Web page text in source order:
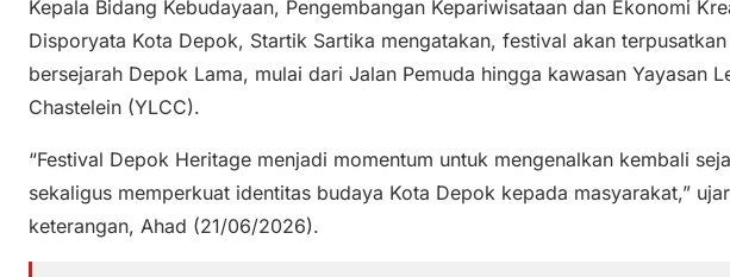
Kepala Bidang Kebudayaan, Pengembangan Kepariwisataan dan Ekonomi
Disporyata Kota Depok, Startik Sartika mengatakan, festival akan
bersejarah Depok Lama, mulai dari Jalan Pemuda hingga kawasan Yayasan
Chastelein (YLCC).
“Festival Depok Heritage menjadi momentum untuk mengenalkan kembali
sekaligus memperkuat identitas budaya Kota Depok kepada masyarakat,”
keterangan, Ahad (21/06/2026).